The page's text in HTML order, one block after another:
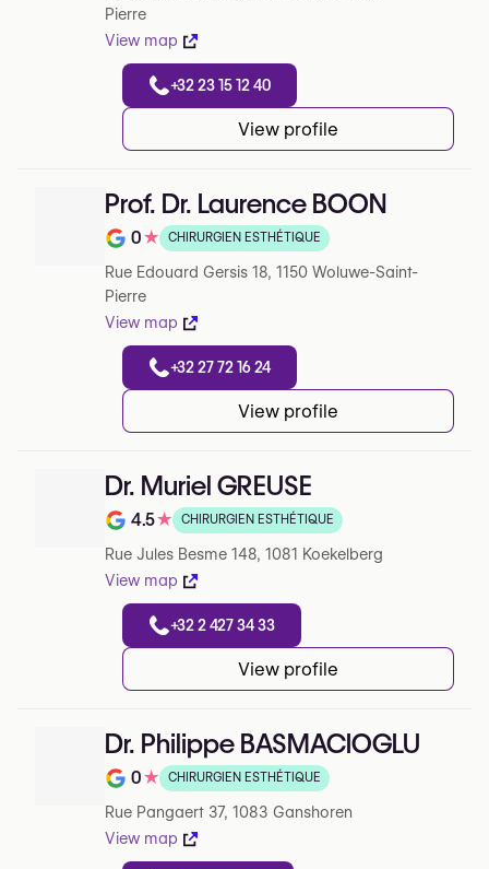
Pierre
View map
+32 23 15 12 40
View profile
Prof. Dr. Laurence BOON
Note de 0 sur 5 sur Google
0★ CHIRURGIEN ESTHÉTIQUE
Rue Edouard Gersis 18, 1150 Woluwe-Saint-
Pierre
View map
+32 27 72 16 24
View profile
Dr. Muriel GREUSE
Note de 4.5 sur 5 sur Google
4.5★ CHIRURGIEN ESTHÉTIQUE
Rue Jules Besme 148, 1081 Koekelberg
View map
+32 2 427 34 33
View profile
Dr. Philippe BASMACIOGLU
Note de 0 sur 5 sur Google
0★ CHIRURGIEN ESTHÉTIQUE
Rue Pangaert 37, 1083 Ganshoren
View map